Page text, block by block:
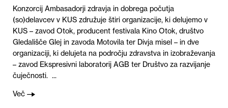
Konzorcij Ambasadorji zdravja in dobrega počutja
(so)delavcev v KUS združuje štiri organizacije, ki delujemo v
KUS – zavod Otok, producent festivala Kino Otok, društvo
Gledališče Glej in zavoda Motovila ter Divja misel – in dve
organizaciji, ki delujeta na področju zdravstva in izobraževanja
– zavod Ekspresivni laboratorij AGB ter Društvo za razvijanje
čuječnosti. ...
Več